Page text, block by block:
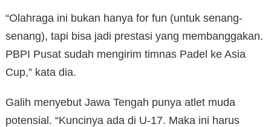
“Olahraga ini bukan hanya for fun (untuk senang-
senang), tapi bisa jadi prestasi yang membanggakan.
PBPI Pusat sudah mengirim timnas Padel ke Asia
Cup,” kata dia.
Galih menyebut Jawa Tengah punya atlet muda
potensial. “Kuncinya ada di U-17. Maka ini harus